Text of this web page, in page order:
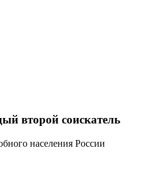
второй соискатель
населения России